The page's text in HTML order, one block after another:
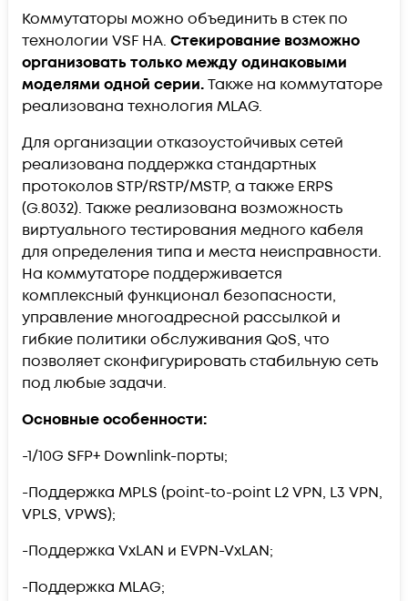
Коммутаторы можно объединить в стек по
технологии VSF HA. Стекирование возможно
организовать только между одинаковыми
моделями одной серии.Также на коммутаторе
реализована технология MLAG.
Для организации отказоустойчивых сетей
реализована поддержка стандартных
протоколов STP/RSTP/MSTP, а также ERPS
(G.8032). Также реализована возможность
виртуального тестирования медного кабеля
для определения типа и места неисправности.
На коммутаторе поддерживается
комплексный функционал безопасности,
управление многоадресной рассылкой и
гибкие политики обслуживания QoS, что
позволяет сконфигурировать стабильную сеть
под любые задачи.
Основные особенности:
-1/10G SFP+ Downlink-порты;
-Поддержка MPLS (point-to-point L2 VPN, L3 VPN,
VPLS, VPWS);
-Поддержка VxLAN и EVPN-VxLAN;
-Поддержка MLAG;